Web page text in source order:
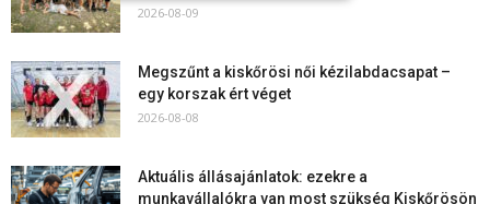
2026-08-09
Megszűnt a kiskőrösi női kézilabdacsapat –
egy korszak ért véget
2026-08-08
Aktuális állásajánlatok: ezekre a
munkavállalókra van most szükség Kiskőrösön